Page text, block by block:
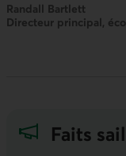
Randall Bartlett
Directeur principal,
Faits